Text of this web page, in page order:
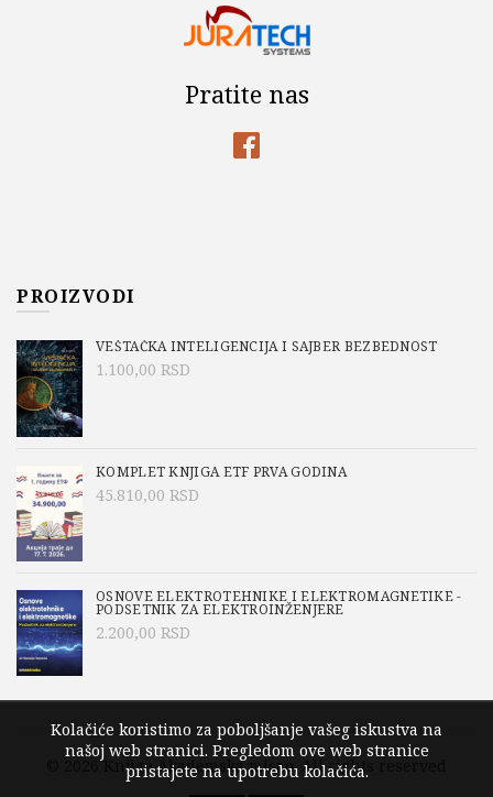
Pratite nas
PROIZVODI
VEŠTAČKA INTELIGENCIJA I SAJBER BEZBEDNOST
1.100,00 RSD
KOMPLET KNJIGA ETF PRVA GODINA
45.810,00 RSD
OSNOVE ELEKTROTEHNIKE I ELEKTROMAGNETIKE -
PODSETNIK ZA ELEKTROINŽENJERE
2.200,00 RSD
© 2026 Knjige Akademska misao. All rights reserved
Kolačiće koristimo za poboljšanje vašeg iskustva na
našoj web stranici. Pregledom ove web stranice
pristajete na upotrebu kolačića.